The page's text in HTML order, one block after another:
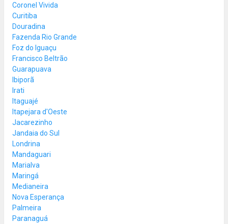
Coronel Vivida
Curitiba
Douradina
Fazenda Rio Grande
Foz do Iguaçu
Francisco Beltrão
Guarapuava
Ibiporã
Irati
Itaguajé
Itapejara d'Oeste
Jacarezinho
Jandaia do Sul
Londrina
Mandaguari
Marialva
Maringá
Medianeira
Nova Esperança
Palmeira
Paranaguá